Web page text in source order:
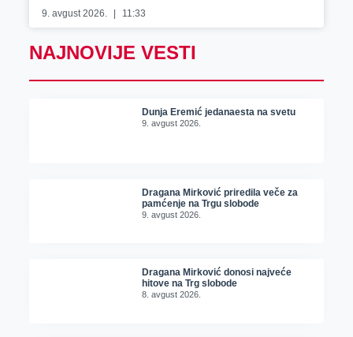
9. avgust 2026. 11:33
NAJNOVIJE VESTI
Dunja Eremić jedanaesta na svetu
9. avgust 2026.
Dragana Mirković priredila veče za
pamćenje na Trgu slobode
9. avgust 2026.
Dragana Mirković donosi najveće
hitove na Trg slobode
8. avgust 2026.